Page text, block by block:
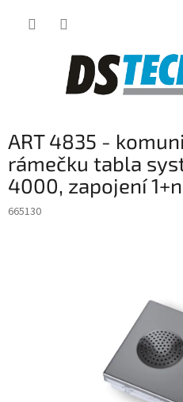
ART 4835 -
rámečku tabla
4000, zapojení 1+n
665130